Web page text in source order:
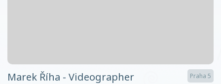
Marek Říha - Videographer Praha 5